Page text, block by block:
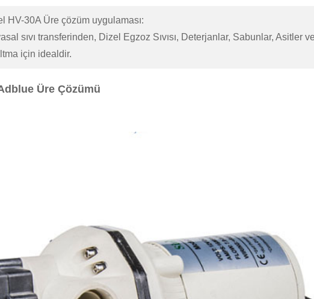
HV-30A Üre çözüm uygulaması:
sıvı transferinden, Dizel Egzoz Sıvısı, Deterjanlar, Sabunlar, Asitler
için idealdir.
Üre Çözümü